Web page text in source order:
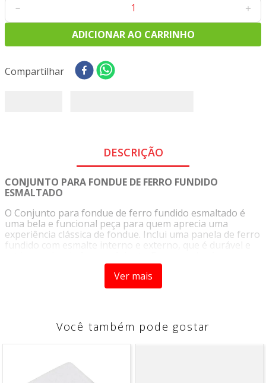
＋
－
ADICIONAR AO CARRINHO
Compartilhar
DESCRIÇÃO
CONJUNTO PARA FONDUE DE FERRO FUNDIDO
ESMALTADO
O Conjunto para fondue de ferro fundido esmaltado é
uma bela e funcional peça para quem aprecia uma
experiência clássica de fondue. Inclui uma panela de ferro
fundido com esmalte interno e externo, que é durável e
preto, tornando-a uma peça mais moderna e sofisticada.
Além da panela, o conjunto contém um suporte
agradável e prolongada.
inoxidável, para que os convidados possam mergulhar os
alimentos na panela com segurança.
Ver mais
Você também pode gostar